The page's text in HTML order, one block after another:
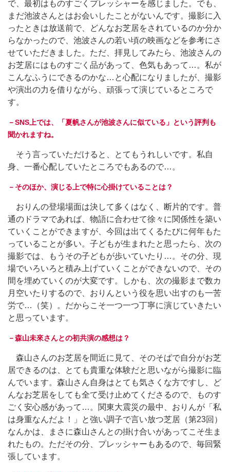
で、最初はものすごくプレッシャーを感じました。でも、
まだ池波さんとはお会いしたことがないんです。撮影に入
ったときは放送前で、どんなお芝居をされているのか分か
らなかったので、池波さんの若い頃の映画などを参考にさ
せていただきました。ただ、拝見してみたら、池波さんの
お芝居にはものすごく品があって、色気もあって…。私が
こんなふうにできるのかな…と心配になりましたが、撮影
や演出の力を借りながら、頑張って演じているところで
す。
－SNS上では、「夏帆さんが池波さんに似ている」という評判も
聞かれますね。
そう言っていただけると、とてもうれしいです。私自
身、一番心配していたところでもあるので…。
－そのほか、演じる上で特に心掛けていることは？
おりんの登場場面は決して多くはなく、断片的です。普
通のドラマであれば、物語に合わせて徐々に関係性を築い
ていくことができますが、今回は出てくるたびに何年もた
っていることが多い。子どもが生まれたと思ったら、次の
撮影では、もうその子どもが歩いていたり…。その分、現
場でいろいろと積み上げていくことができないので、その
間を埋めていくのが大変です。しかも、次の撮影まで数カ
月空いたりするので、おりんという役を思い出すのも一苦
労で…（笑）。だからこそ一つ一つ丁寧に演じていきたい
と思っています。
－森山未來さんとの初共演の感想は？
森山さんのお芝居を間近に見て、そのそばで自分がお芝
居できるのは、とても貴重な体験だと思いながら撮影に臨
んでいます。森山さん自身はとても気さくな方ですし、ど
んなお芝居をしても全て受け止めてくださるので、ものす
ごく安心感があって…。関東大震災の最中、おりんが「私
は身重なんだよ！」と強い調子で言い放つ芝居（第23回）
なんかは、まさに森山さんとの掛け合いがあってこそ生ま
れたもの。ただその分、プレッシャーもあるので、毎回緊
張しています。